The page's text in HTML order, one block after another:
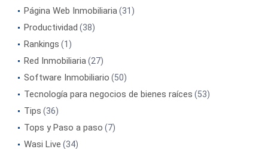
Página Web Inmobiliaria(31)
Productividad (38)
Rankings (1)
Red Inmobiliaria(27)
Software Inmobiliario (50)
Tecnología para negocios de bienes raíces (53)
Tips (36)
Tops y Paso a paso (7)
Wasi Live (34)